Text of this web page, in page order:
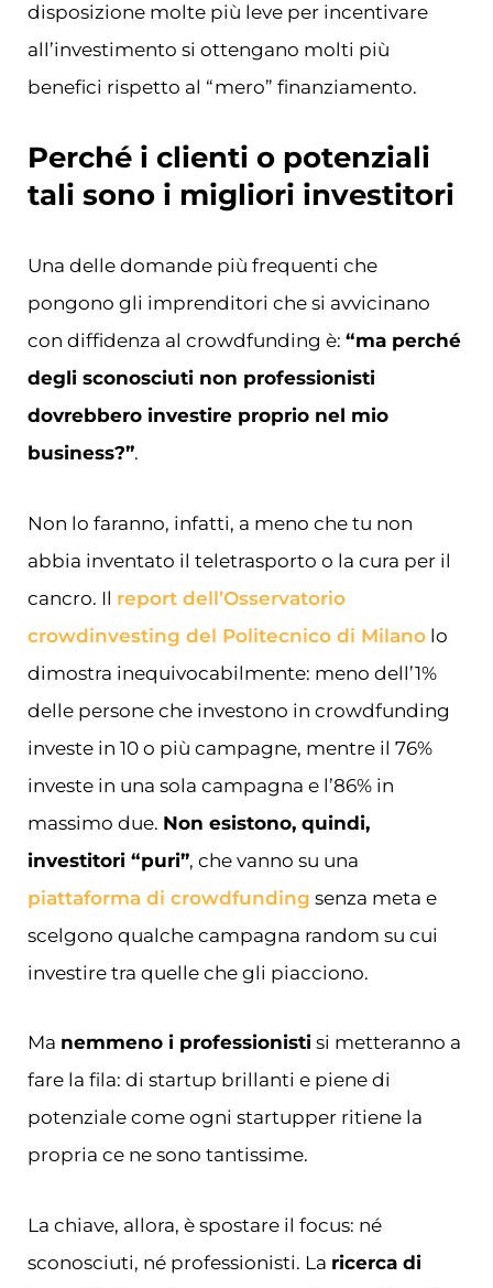
disposizione molte più leve per incentivare
all’investimento si ottengano molti più
benefici rispetto al “mero” finanziamento.
Perché i clienti o potenziali
tali sono i migliori investitori
Una delle domande più frequenti che
pongono gli imprenditori che si avvicinano
con diffidenza al crowdfunding è: “ma perché
degli sconosciuti non professionisti
dovrebbero investire proprio nel mio
business?”.
Non lo faranno, infatti, a meno che tu non
abbia inventato il teletrasporto o la cura per il
cancro. Il report dell’Osservatorio
crowdinvesting del Politecnico di Milano lo
dimostra inequivocabilmente: meno dell’1%
delle persone che investono in crowdfunding
investe in 10 o più campagne, mentre il 76%
investe in una sola campagna e l’86% in
massimo due. Non esistono, quindi,
investitori “puri”, che vanno su una
piattaforma di crowdfunding senza meta e
scelgono qualche campagna random su cui
investire tra quelle che gli piacciono.
Ma nemmeno i professionisti si metteranno a
fare la fila: di startup brillanti e piene di
potenziale come ogni startupper ritiene la
propria ce ne sono tantissime.
La chiave, allora, è spostare il focus: né
sconosciuti, né professionisti. La ricerca di